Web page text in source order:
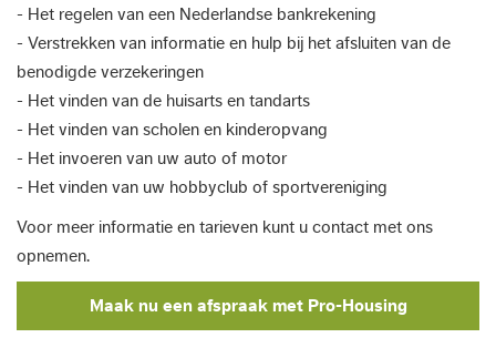
- Het regelen van een Nederlandse bankrekening
- Verstrekken van informatie en hulp bij het afsluiten van de
benodigde verzekeringen
- Het vinden van de huisarts en tandarts
- Het vinden van scholen en kinderopvang
- Het invoeren van uw auto of motor
- Het vinden van uw hobbyclub of sportvereniging
Voor meer informatie en tarieven kunt u contact met ons
opnemen.
Maak nu een afspraak met Pro-Housing